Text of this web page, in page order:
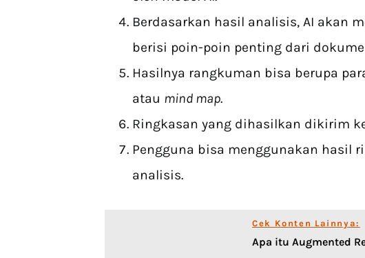
Berdasarkan hasil analisis, AI akan
berisi poin-poin penting dari
Hasilnya rangkuman bisa berupa
atau mind map.
Ringkasan yang dihasilkan dikirim
Pengguna bisa menggunakan hasil
analisis.
Cek Konten Lainnya:
Apa itu Augmented